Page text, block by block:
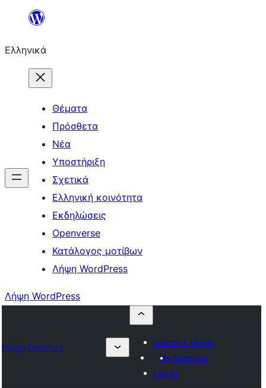
Μετάβαση
περιεχόμενο
Ελληνικά
Θέματα
Πρόσθετα
Νέα
Υποστήριξη
Σχετικά
Ελληνική κοινότητα
Εκδηλώσεις
Openverse
Κατάλογος μοτίβων
Λήψη WordPress
Λήψη WordPress
Plugin Directory
Submit a plugin
My favorites
Log in